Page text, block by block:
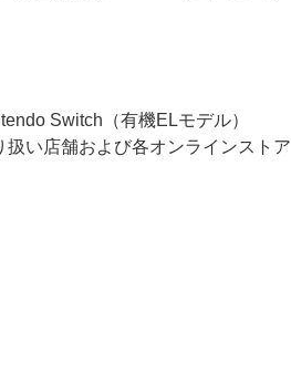
Switch（有機ELモデル）
い店舗および各オンラインストア